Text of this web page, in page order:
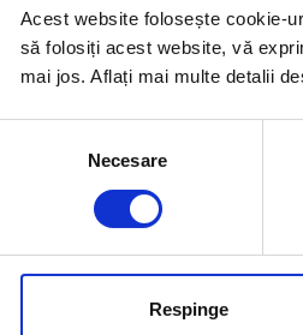
Acest website folosește cookie-
să folosiți acest website, vă
mai jos. Aflați mai multe detalii
consimțământului
Necesare
Respinge
4 5 6 7 8
* 0=niciuna,
10=prurit și
Resetează